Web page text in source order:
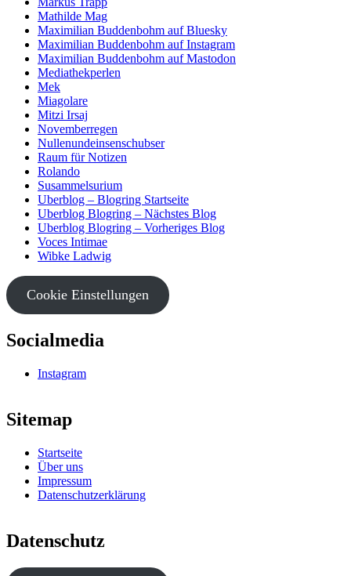
Mathilde Mag
Maximilian Buddenbohm auf Bluesky
Maximilian Buddenbohm auf Instagram
Maximilian Buddenbohm auf Mastodon
Mediathekperlen
Mek
Miagolare
Mitzi Irsaj
Novemberregen
Nullenundeinsenschubser
Raum für Notizen
Rolando
Susammelsurium
Uberblog – Blogring Startseite
Uberblog Blogring – Nächstes Blog
Uberblog Blogring – Vorheriges Blog
Voces Intimae
Wibke Ladwig
Cookie Einstellungen
Socialmedia
Instagram
Sitemap
Startseite
Über uns
Impressum
Datenschutzerklärung
Datenschutz